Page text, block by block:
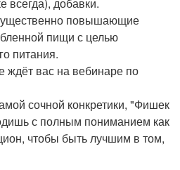
всегда), добавки.
повышающие
пищи с целью
питания.
ждёт вас на вебинаре по
сочной конкретики, "Фишек
с полным пониманием как
чтобы быть лучшим в том,